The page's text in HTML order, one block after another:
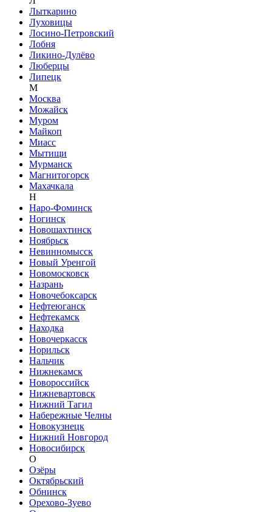
Лыткарино
Луховицы
Лосино-Петровский
Лобня
Ликино-Дулёво
Люберцы
Липецк
М
Москва
Можайск
Муром
Майкоп
Миасс
Мытищи
Мурманск
Магнитогорск
Махачкала
Н
Наро-Фоминск
Ногинск
Новошахтинск
Ноябрьск
Невинномысск
Новый Уренгой
Новомосковск
Назрань
Новочебоксарск
Нефтеюганск
Нефтекамск
Находка
Новочеркасск
Норильск
Нальчик
Нижнекамск
Новороссийск
Нижневартовск
Нижний Тагил
Набережные Челны
Новокузнецк
Нижний Новгород
Новосибирск
О
Озёры
Октябрьский
Обнинск
Орехово-Зуево